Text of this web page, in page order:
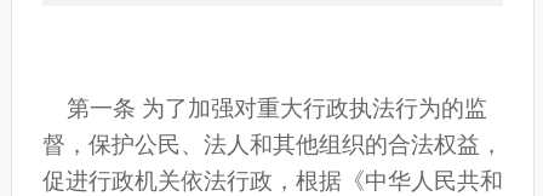
第一条 为了加强对重大行政执法行为的监
督，保护公民、法人和其他组织的合法权益，
促进行政机关依法行政，根据《中华人民共和